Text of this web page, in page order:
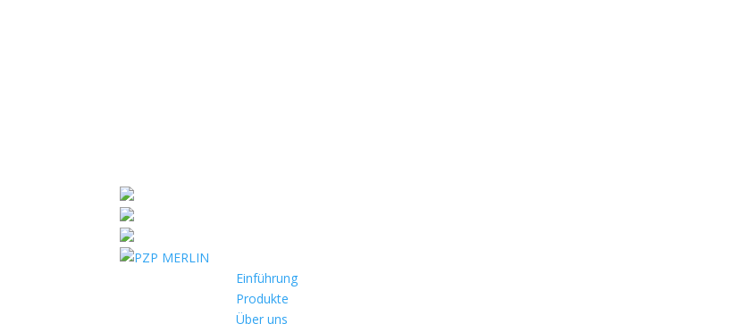
Einführung
Produkte
Über uns